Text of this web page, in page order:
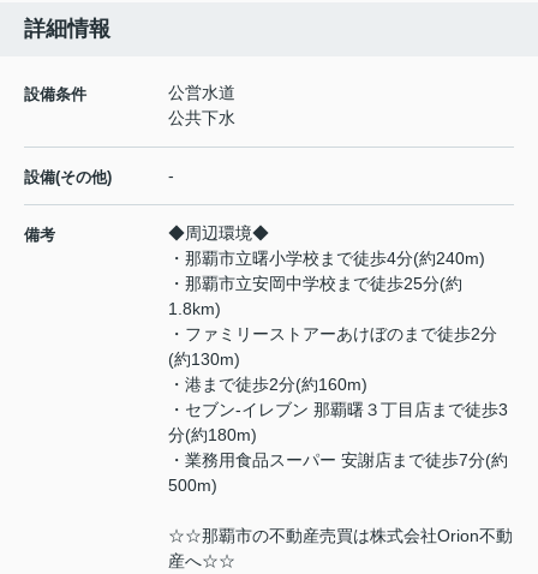
詳細情報
設備条件
公営水道
公共下水
設備(その他) -
備考
◆周辺環境◆
・那覇市立曙小学校まで徒歩4分(約240m)
・那覇市立安岡中学校まで徒歩25分(約
1.8km)
・ファミリーストアーあけぼのまで徒歩2分
(約130m)
・港まで徒歩2分(約160m)
・セブン-イレブン 那覇曙３丁目店まで徒歩3
分(約180m)
・業務用食品スーパー 安謝店まで徒歩7分(約
500m)
☆☆那覇市の不動産売買は株式会社Orion不動
産へ☆☆